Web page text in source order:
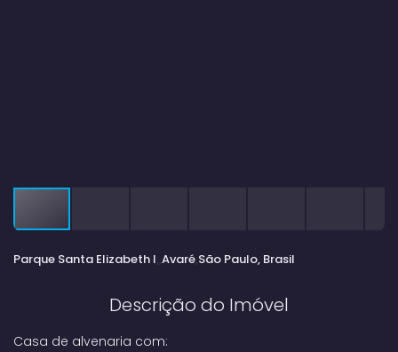
Parque Santa Elizabeth I Avaré São Paulo, Brasil
Descrição do Imóvel
Casa de alvenaria com: